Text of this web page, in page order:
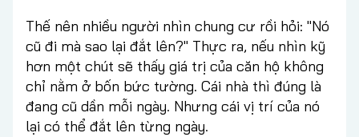
Thế nên nhiều người nhìn chung cư rồi hỏi: "Nó
cũ đi mà sao lại đắt lên?" Thực ra, nếu nhìn kỹ
hơn một chút sẽ thấy giá trị của căn hộ không
chỉ nằm ở bốn bức tường. Cái nhà thì đúng là
đang cũ dần mỗi ngày. Nhưng cái vị trí của nó
lại có thể đắt lên từng ngày.